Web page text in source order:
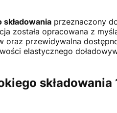
przeznaczony
została opracowana z
oraz przewidywalna
elastycznego